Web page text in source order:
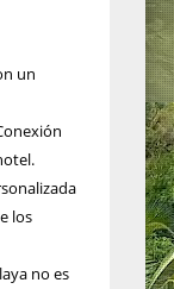
un
los
no es